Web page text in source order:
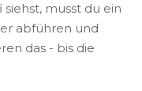
musst du ein
abführen und
das - bis die